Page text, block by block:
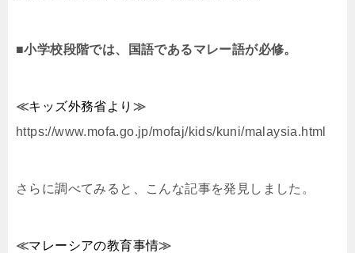
■小学校段階では、国語であるマレー語が必修。
≪キッズ外務省より ≫
https://www.mofa.go.jp/mofaj/kids/kuni/malaysia.html
さらに調べてみると、こんな記事を発見しました。
≪マレーシアの教育事情≫